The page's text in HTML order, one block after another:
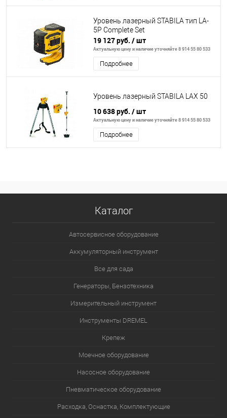
Уровень лазерный STABILA тип LA-
5P Complete Set
19 127 руб. / шт
Актуальную цену и наличие уточняйте 8 914 55 80 533
Подробнее
Уровень лазерный STABILA LAX 50
10 638 руб. / шт
Актуальную цену и наличие уточняйте 8 914 55 80 533
Подробнее
Каталог
Автосервисное оборудование
Аккумуляторный инструмент
Все для сада
Генераторы, Бензотехника
Измерительный инструмент
Инструменты DREMEL
Крепеж
Моечное оборудование
Насосное оборудование
Пневматическое оборудование
Расходка, Оснастка, Комплектующие